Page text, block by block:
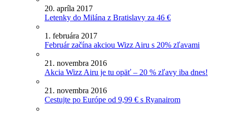
20. apríla 2017
Letenky do Milána z Bratislavy za 46 €
1. februára 2017
Február začína akciou Wizz Airu s 20% zľavami
21. novembra 2016
Akcia Wizz Airu je tu opäť – 20 % zľavy iba dnes!
21. novembra 2016
Cestujte po Európe od 9,99 € s Ryanairom